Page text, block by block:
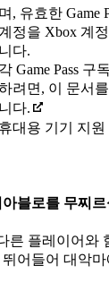
며, 유효한 Game
정을 Xbox 계
니다.
각 Game Pass
려면, 이 문서
니다.
휴대용 기기 지원
블로를 무찌
른 플레이어와
어들어 대악